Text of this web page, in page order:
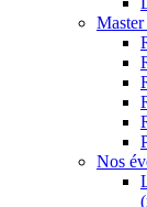
Master
Nos